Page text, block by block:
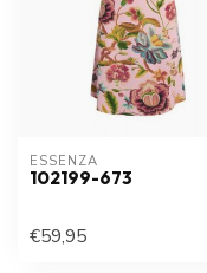
ESSENZA
102199-673
€59,95